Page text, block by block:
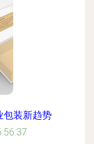
包装新趋势